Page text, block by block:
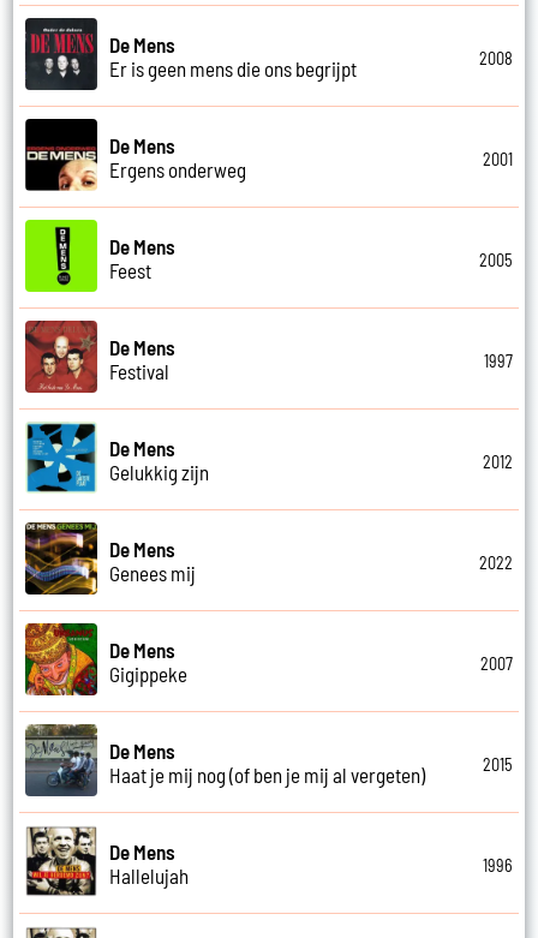
De Mens
Er is geen mens die ons begrijpt
2008
De Mens
Ergens onderweg
2001
De Mens
Feest
2005
De Mens
Festival
1997
De Mens
Gelukkig zijn
2012
De Mens
Genees mij
2022
De Mens
Gigippeke
2007
De Mens
Haat je mij nog (of ben je mij al vergeten)
2015
De Mens
Hallelujah
1996